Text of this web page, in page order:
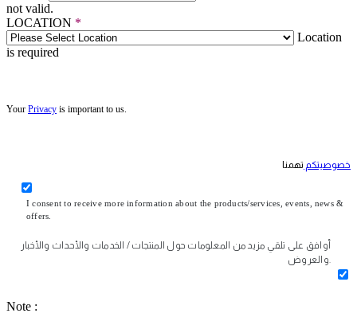
not valid.
LOCATION *
Location
is required
Your Privacy is important to us.
خصوصيتكم تهمنا
I consent to receive more information about the products/services, events, news &
offers.
أوافق على تلقي مزيد من المعلومات حول المنتجات / الخدمات والأحداث والأخبار
والعروض.
Note :